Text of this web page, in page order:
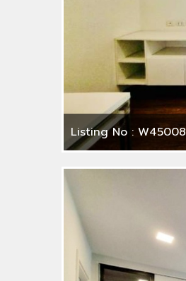
Listing No : W45008